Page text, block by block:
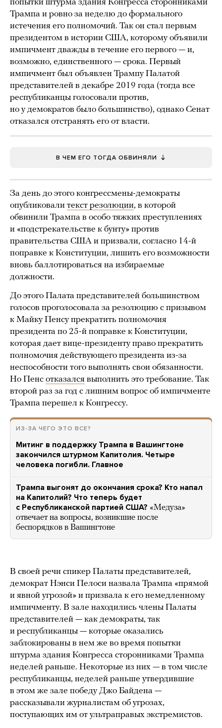
попытки штурма здания Конгресса сторонниками
Трампа и ровно за неделю до формального
истечения его полномочий. Так он стал первым
президентом в истории США, которому объявили
импичмент дважды в течение его первого — и,
возможно, единственного — срока. Первый
импичмент был объявлен Трампу Палатой
представителей в декабре 2019 года (тогда все
республиканцы голосовали против,
но у демократов было большинство), однако Сенат
отказался отстранять его от власти.
В ЧЕМ ЕГО ТОГДА ОБВИНЯЛИ
За день до этого конгрессмены-демократы
опубликовали текст резолюции, в которой
обвинили Трампа в особо тяжких преступлениях
и «подстрекательстве к бунту» против
правительства США и призвали, согласно 14-й
поправке к Конституции, лишить его возможности
вновь баллотироваться на избираемые
должности.
До этого Палата представителей большинством
голосов проголосовала за резолюцию с призывом
к Майку Пенсу прекратить полномочия
президента по 25-й поправке к Конституции,
которая дает вице-президенту право прекратить
полномочия действующего президента из-за
неспособности того выполнять свои обязанности.
Но Пенс отказался выполнить это требование. Так
второй раз за год с лишним вопрос об импичменте
Трампа перешел к Конгрессу.
ИЗ-ЗА ЧЕГО ЭТО ВСЕ?
Митинг в поддержку Трампа в Вашингтоне
закончился штурмом Капитолия. Четыре
человека погибли. Главное
Трампа выгонят до окончания срока? Кто напал
на Капитолий? Что теперь будет
с Республиканской партией США? «Медуза»
отвечает на вопросы, возникшие после
беспорядков в Вашингтоне
В своей речи спикер Палаты представителей,
демократ Нэнси Пелоси назвала Трампа «прямой
и явной угрозой» и призвала к его немедленному
импичменту. В зале находились члены Палаты
представителей — как демократы, так
и республиканцы — которые оказались
заблокированы в нем же во время попытки
штурма здания Конгресса сторонниками Трампа
неделей раньше. Некоторые из них — в том числе
республиканцы, неделей раньше утвердившие
в этом же зале победу Джо Байдена —
рассказывали журналистам об угрозах,
поступающих им от ультраправых экстремистов.